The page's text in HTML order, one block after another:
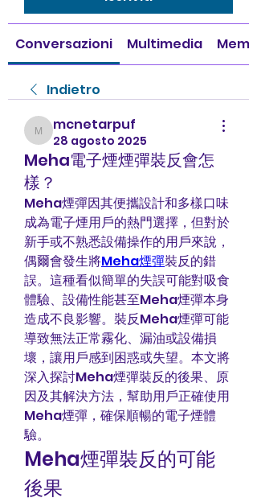
Conversazioni Multimedia
Indietro
mcnetarpuf
mcnetarpuf
28 agosto 2025
Meha電子煙煙彈裝反會怎
樣？
Meha煙彈因其便攜設計和多樣口味
成為電子煙用戶的熱門選擇，但對於
新手或不熟悉設備操作的用戶來說，
偶爾會發生將Meha煙彈裝反的錯
誤。這種看似簡單的失誤可能對吸食
體驗、設備性能甚至Meha煙彈本身
造成不良影響。裝反Meha煙彈可能
導致無法正常霧化、漏油或設備損
壞，讓用戶感到困惑或失望。本文將
深入探討Meha煙彈裝反的後果、原
因及其解決方法，幫助用戶正確使用
Meha煙彈，確保順暢的電子煙體
驗。
Meha煙彈裝反的可能
後果